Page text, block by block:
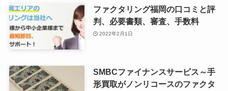
ファクタリング福岡の口コミと評
判、必要書類、審査、手数料
2022年2月1日
SMBCファイナンスサービス～手
形買取がノンリコースのファクタ